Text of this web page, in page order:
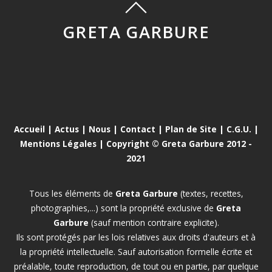
GRETA GARBURE
Accueil | Actus| Nous| Contact | Plan de Site | C.G.U. |
Mentions Légales | Copyright © Greta Garbure 2012 -
2021
Tous les éléments de Greta Garbure (textes, recettes,
photographies,...) sont la propriété exclusive de Greta
Garbure (sauf mention contraire explicite).
Ils sont protégés par les lois relatives aux droits d'auteurs et à
la propriété intellectuelle. Sauf autorisation formelle écrite et
préalable, toute reproduction, de tout ou en partie, par quelque